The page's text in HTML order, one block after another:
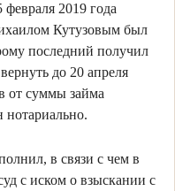
февраля 2019 года
Кутузовым был
последний получил
до 20 апреля
от суммы займа
нотариально.
в связи с чем в
с иском о взыскании с